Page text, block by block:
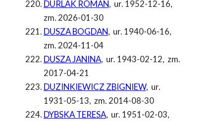
DURLAK ROMAN, ur. 1952-12-16,
zm. 2026-01-30
DUSZA BOGDAN, ur. 1940-06-16,
zm. 2024-11-04
DUSZA JANINA, ur. 1943-02-12, zm.
2017-04-21
DUZINKIEWICZ ZBIGNIEW, ur.
1931-05-13, zm. 2014-08-30
DYBSKA TERESA, ur. 1951-02-03,